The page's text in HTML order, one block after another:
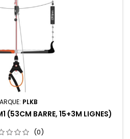
PLKB
(53CM BARRE, 15+3M LIGNES)
(0)